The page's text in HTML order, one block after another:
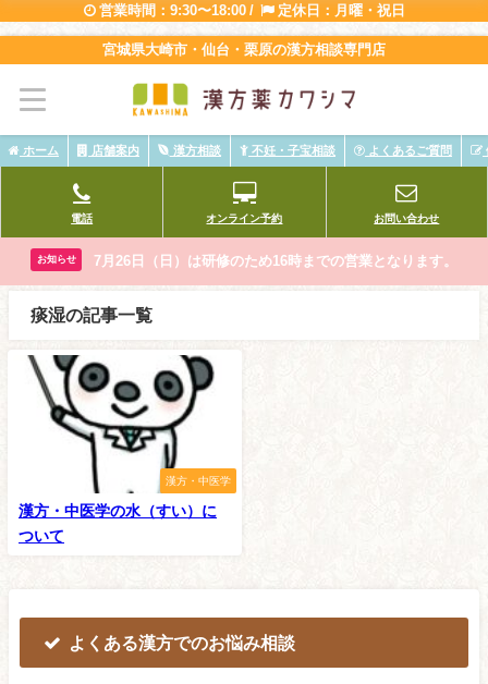
営業時間：9:30〜18:00 / 定休日：月曜・祝日
宮城県大崎市・仙台・栗原の漢方相談専門店
ホーム 店舗案内 漢方相談 不妊・子宝相談 よくあるご質問
電話 オンライン予約 お問い合わせ
お知らせ 7月26日（日）は研修のため16時までの営業となります。
痰湿の記事一覧
漢方・中医学
漢方・中医学の水（すい）に
ついて
よくある漢方でのお悩み相談